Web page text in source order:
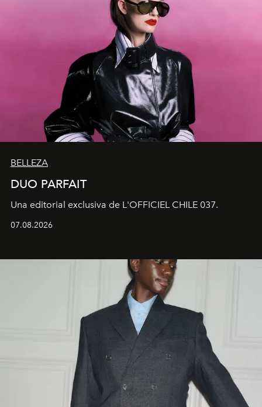
BELLEZA
DUO PARFAIT
Una editorial exclusiva de L'OFFICIEL CHILE 037.
07.08.2026